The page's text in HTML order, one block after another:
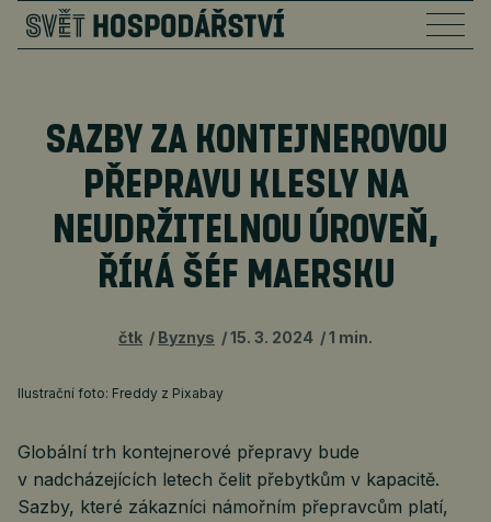
SAZBY ZA KONTEJNEROVOU
PŘEPRAVU KLESLY NA
NEUDRŽITELNOU ÚROVEŇ,
ŘÍKÁ ŠÉF MAERSKU
čtk Byznys 15. 3. 2024 1 min.
Ilustrační foto: Freddy z Pixabay
Globální trh kontejnerové přepravy bude
v nadcházejících letech čelit přebytkům v kapacitě.
Sazby, které zákazníci námořním přepravcům platí,